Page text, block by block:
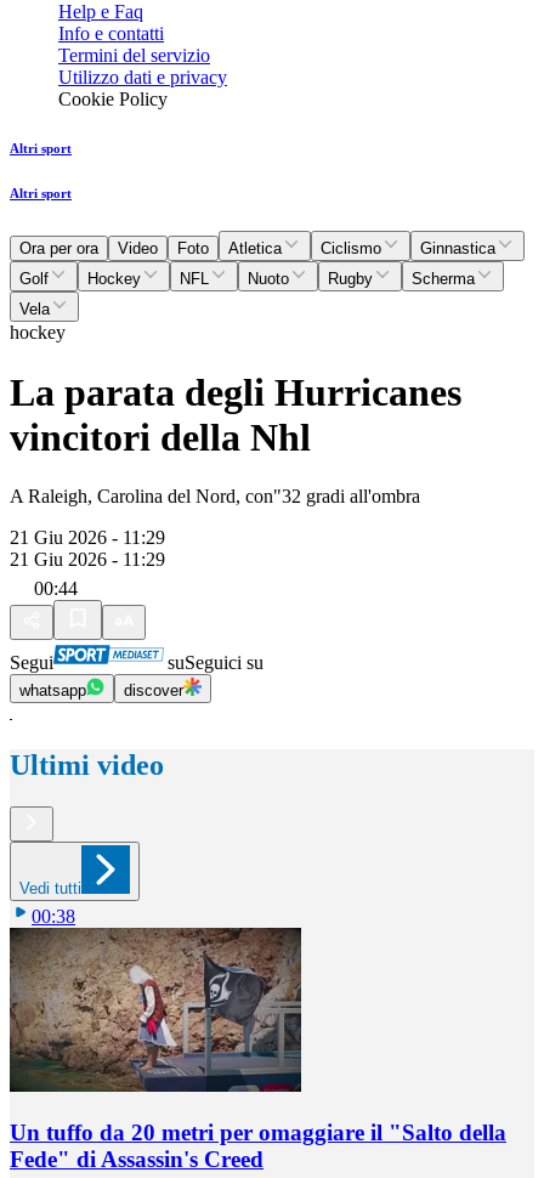
Help e Faq
Info e contatti
Termini del servizio
Utilizzo dati e privacy
Cookie Policy
Altri sport
Altri sport
Ora per ora Video Foto Atletica Ciclismo
Ginnastica
Golf
Hockey NFL Nuoto Rugby
Scherma
Vela
hockey
La parata degli Hurricanes
vincitori della Nhl
A Raleigh, Carolina del Nord, con"32 gradi all'ombra
21 Giu 2026 - 11:29
21 Giu 2026 - 11:29
00:44
Segui suSeguici su
whatsapp discover
Ultimi video
Vedi tutti
00:38
Un tuffo da 20 metri per omaggiare il "Salto della
Fede" di Assassin's Creed